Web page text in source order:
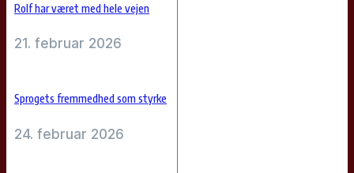
Rolf har været med hele vejen
21. februar 2026
Sprogets fremmedhed som styrke
24. februar 2026